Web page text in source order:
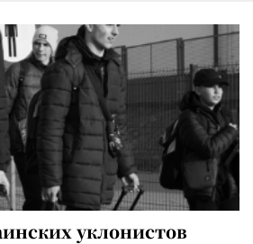
уклонистов